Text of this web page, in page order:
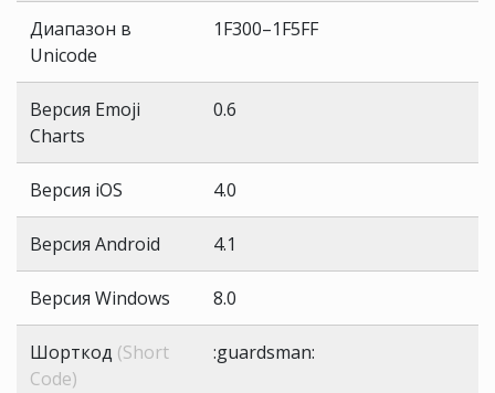
Диапазон в
Unicode
1F300–1F5FF
Версия Emoji
Charts
0.6
Версия iOS 4.0
Версия Android 4.1
Версия Windows 8.0
Шорткод (Short
Code)
:guardsman: